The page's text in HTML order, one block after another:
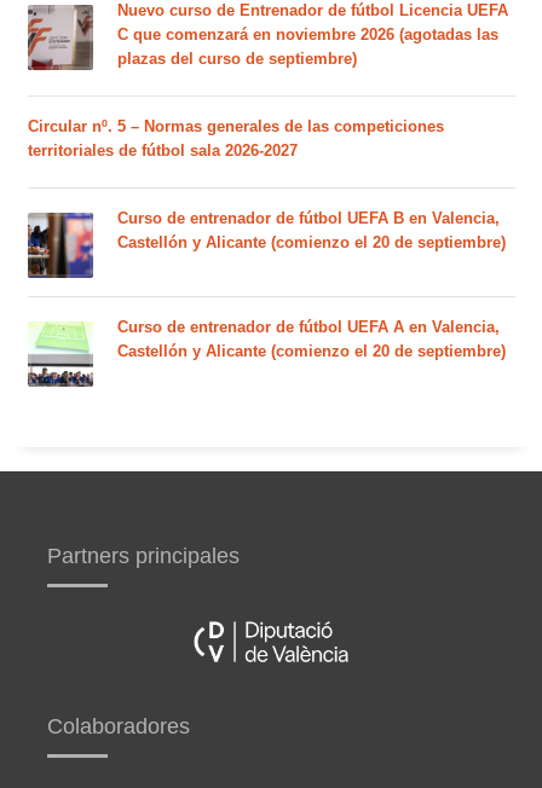
Nuevo curso de Entrenador de fútbol Licencia UEFA
C que comenzará en noviembre 2026 (agotadas las
plazas del curso de septiembre)
Circular nº. 5 – Normas generales de las competiciones
territoriales de fútbol sala 2026-2027
Curso de entrenador de fútbol UEFA B en Valencia,
Castellón y Alicante (comienzo el 20 de septiembre)
Curso de entrenador de fútbol UEFA A en Valencia,
Castellón y Alicante (comienzo el 20 de septiembre)
Partners principales
Colaboradores